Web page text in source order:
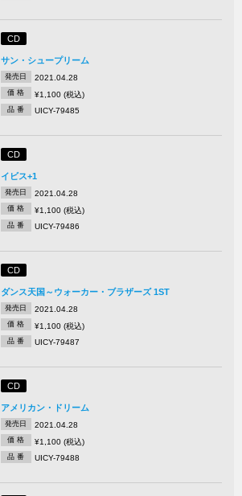
CD
サン・シュープリーム
発売日 2021.04.28
価 格 ¥1,100 (税込)
品 番 UICY-79485
CD
イビス+1
発売日 2021.04.28
価 格 ¥1,100 (税込)
品 番 UICY-79486
CD
ダンス天国～ウォーカー・ブラザーズ 1ST
発売日 2021.04.28
価 格 ¥1,100 (税込)
品 番 UICY-79487
CD
アメリカン・ドリーム
発売日 2021.04.28
価 格 ¥1,100 (税込)
品 番 UICY-79488